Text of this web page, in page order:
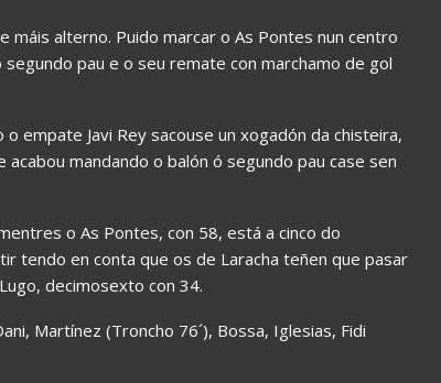
máis alterno. Puido marcar o As Pontes nun centro
pau e o seu remate con marchamo de gol
empate Javi Rey sacouse un xogadón da chisteira,
mandando o balón ó segundo pau case sen
o As Pontes, con 58, está a cinco do
tendo en conta que os de Laracha teñen que pasar
decimosexto con 34.
Martínez (Troncho 76´), Bossa, Iglesias, Fidi